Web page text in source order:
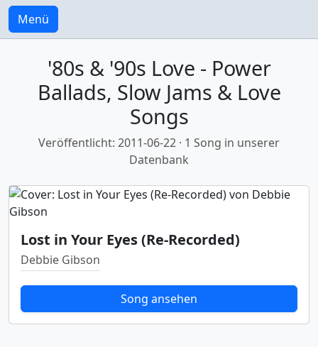
Menü
'80s & '90s Love - Power
Ballads, Slow Jams & Love
Songs
Veröffentlicht: 2011-06-22 · 1 Song in unserer
Datenbank
Lost in Your Eyes (Re-Recorded)
Debbie Gibson
Song ansehen